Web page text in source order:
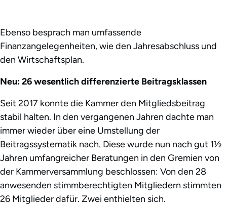
Ebenso besprach man umfassende
Finanzangelegenheiten, wie den Jahresabschluss und
den Wirtschaftsplan.
Neu: 26 wesentlich differenzierte Beitragsklassen
Seit 2017 konnte die Kammer den Mitgliedsbeitrag
stabil halten. In den vergangenen Jahren dachte man
immer wieder über eine Umstellung der
Beitragssystematik nach. Diese wurde nun nach gut 1½
Jahren umfangreicher Beratungen in den Gremien von
der Kammerversammlung beschlossen: Von den 28
anwesenden stimmberechtigten Mitgliedern stimmten
26 Mitglieder dafür. Zwei enthielten sich.